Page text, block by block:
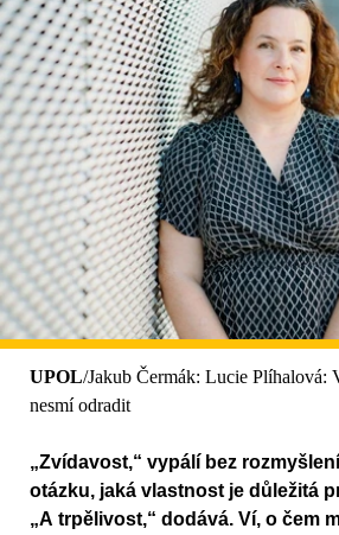
UPOL/Jakub Čermák: Lucie Plíhalová:
nesmí odradit
„Zvídavost,“ vypálí bez
otázku, jaká vlastnost je důležitá
„A trpělivost,“ dodává. Ví, o čem